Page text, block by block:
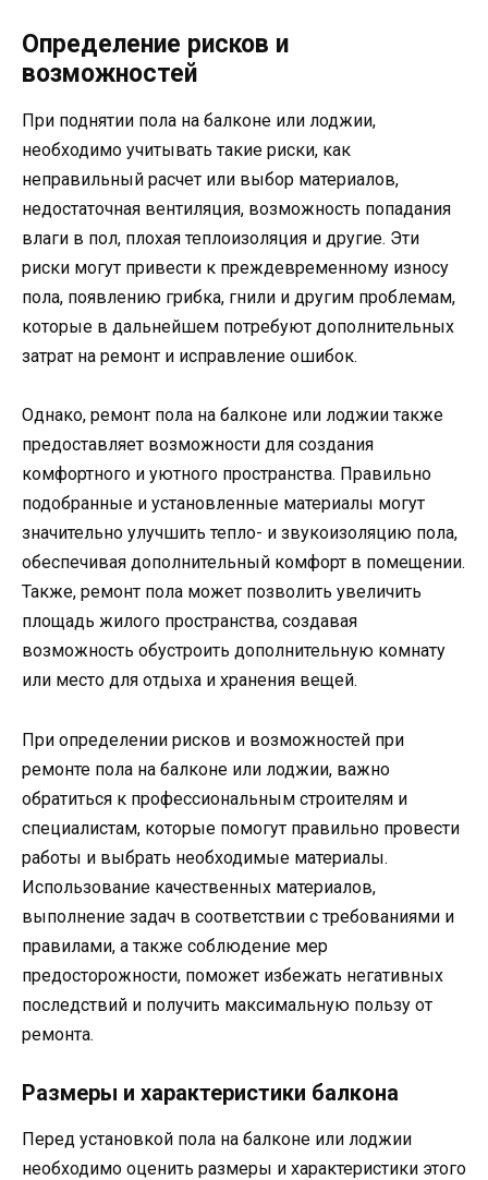
Определение рисков и
возможностей
При поднятии пола на балконе или лоджии,
необходимо учитывать такие риски, как
неправильный расчет или выбор материалов,
недостаточная вентиляция, возможность попадания
влаги в пол, плохая теплоизоляция и другие. Эти
риски могут привести к преждевременному износу
пола, появлению грибка, гнили и другим проблемам,
которые в дальнейшем потребуют дополнительных
затрат на ремонт и исправление ошибок.
Однако, ремонт пола на балконе или лоджии также
предоставляет возможности для создания
комфортного и уютного пространства. Правильно
подобранные и установленные материалы могут
значительно улучшить тепло- и звукоизоляцию пола,
обеспечивая дополнительный комфорт в помещении.
Также, ремонт пола может позволить увеличить
площадь жилого пространства, создавая
возможность обустроить дополнительную комнату
или место для отдыха и хранения вещей.
При определении рисков и возможностей при
ремонте пола на балконе или лоджии, важно
обратиться к профессиональным строителям и
специалистам, которые помогут правильно провести
работы и выбрать необходимые материалы.
Использование качественных материалов,
выполнение задач в соответствии с требованиями и
правилами, а также соблюдение мер
предосторожности, поможет избежать негативных
последствий и получить максимальную пользу от
ремонта.
Размеры и характеристики балкона
Перед установкой пола на балконе или лоджии
необходимо оценить размеры и характеристики этого